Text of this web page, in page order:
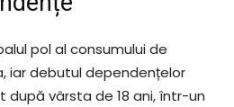
pol al consumului de
iar debutul dependențelor
vârsta de 18 ani, într-un